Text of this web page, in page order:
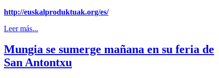
http://euskalproduktuak.org/es/
Leer más...
Mungia se sumerge mañana en su feria de
San Antontxu